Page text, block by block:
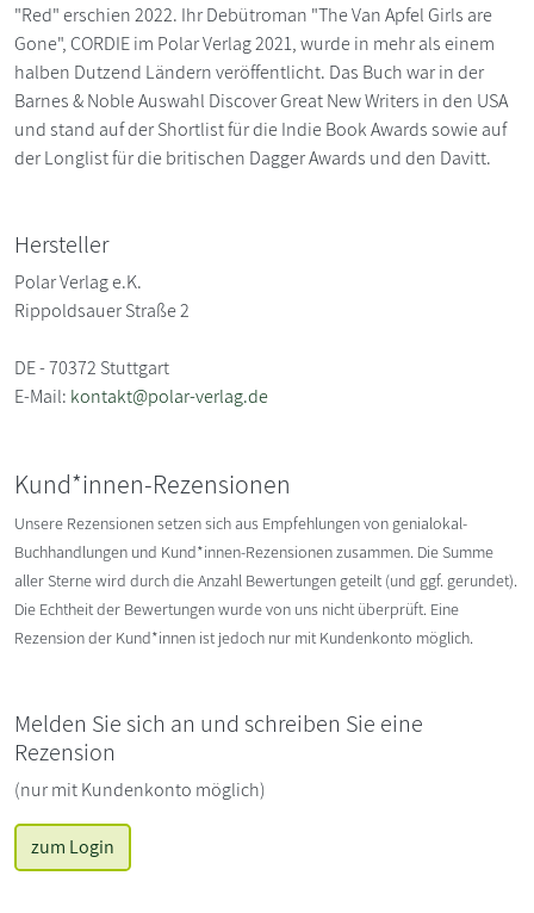
"Red" erschien 2022. Ihr Debütroman "The Van Apfel Girls are
Gone", CORDIE im Polar Verlag 2021, wurde in mehr als einem
halben Dutzend Ländern veröffentlicht. Das Buch war in der
Barnes & Noble Auswahl Discover Great New Writers in den USA
und stand auf der Shortlist für die Indie Book Awards sowie auf
der Longlist für die britischen Dagger Awards und den Davitt.
Hersteller
Polar Verlag e.K.
Rippoldsauer Straße 2
DE - 70372 Stuttgart
E-Mail: kontakt@polar-verlag.de
Kund*innen-Rezensionen
Unsere Rezensionen setzen sich aus Empfehlungen von genialokal-
Buchhandlungen und Kund*innen-Rezensionen zusammen. Die Summe
aller Sterne wird durch die Anzahl Bewertungen geteilt (und ggf. gerundet).
Die Echtheit der Bewertungen wurde von uns nicht überprüft. Eine
Rezension der Kund*innen ist jedoch nur mit Kundenkonto möglich.
Melden Sie sich an und schreiben Sie eine
Rezension
(nur mit Kundenkonto möglich)
zum Login